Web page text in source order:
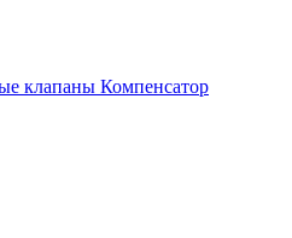
клапаны Компенсатор